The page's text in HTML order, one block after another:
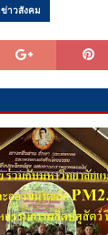
ข่าวสังคม